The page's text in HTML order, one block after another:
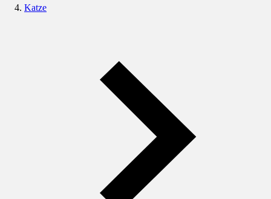
Katze